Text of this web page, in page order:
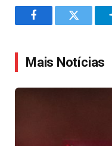
FacebookTwitter
Mais Notícias